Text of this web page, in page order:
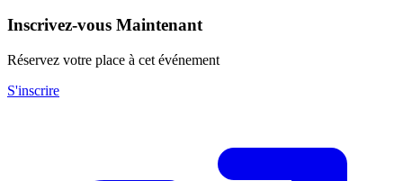
Inscrivez-vous Maintenant
Réservez votre place à cet événement
S'inscrire